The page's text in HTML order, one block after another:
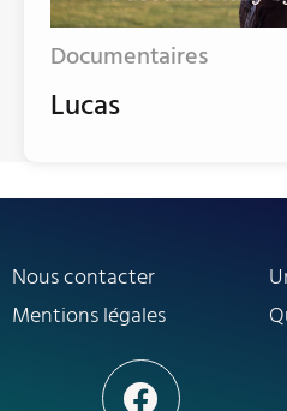
Documentaires
Lucas
Nous contacter
Mentions légales